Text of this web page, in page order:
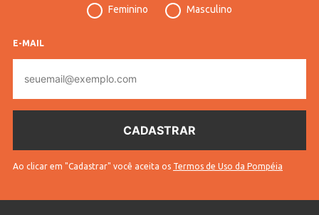
Cirrê
Cores
Feminino Masculino
E-MAIL
mail
Ao clicar em "Cadastrar" você aceita os Termos de Uso da Pompéia